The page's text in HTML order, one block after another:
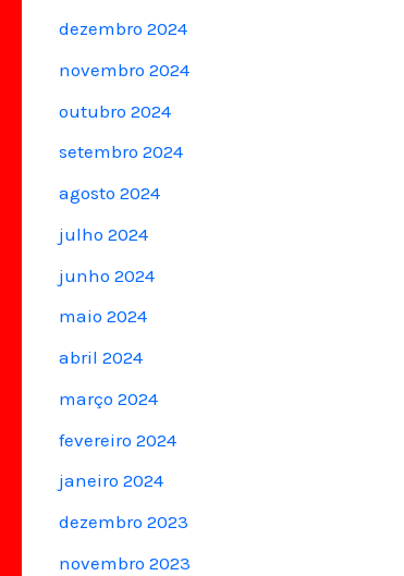
dezembro 2024
novembro 2024
outubro 2024
setembro 2024
agosto 2024
julho 2024
junho 2024
maio 2024
abril 2024
março 2024
fevereiro 2024
janeiro 2024
dezembro 2023
novembro 2023